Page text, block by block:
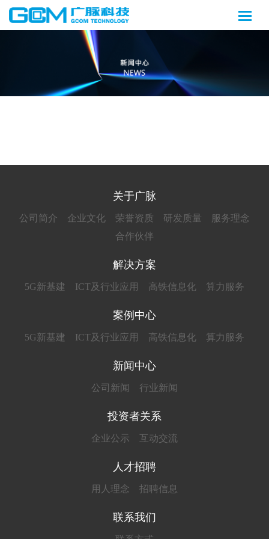
关于广脉
公司简介 企业文化 荣誉资质 研发质量
服务理念
合作伙伴
解决方案
5G新基建 ICT及行业应用 高铁信息化 算力服务
案例中心
5G新基建 ICT及行业应用 高铁信息化 算力服务
新闻中心
公司新闻 行业新闻
投资者关系
企业公示 互动交流
人才招聘
用人理念 招聘信息
联系我们